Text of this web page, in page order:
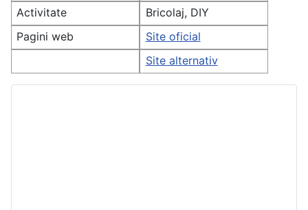
Activitate
Bricolaj, DIY
Pagini web
Site oficial
Site alternativ